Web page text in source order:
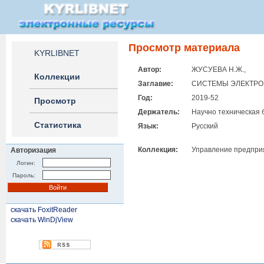
KYRLIBNET
Коллекции
Просмотр
Статистика
Авторизация
Логин:
Пароль:
скачать FoxitReader
скачать WinDjView
Просмотр материала
Автор:
ЖУСУЕВА Н.Ж.,
Заглавие:
СИСТЕМЫ
Год:
2019-52
Держатель:
Научно техническая
Язык:
Русский
Коллекция: Управление